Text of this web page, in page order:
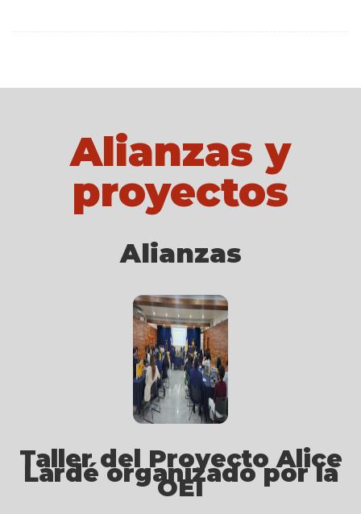
Alianzas y
proyectos
Alianzas
Taller del Proyecto Alice
Lardé organizado por la
OEI